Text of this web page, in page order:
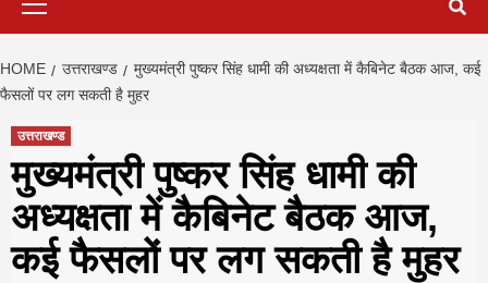
HOME उत्तराखण्ड
मुख्यमंत्री पुष्कर सिंह धामी की अध्यक्षता में कैबिनेट बैठक आज, कई
फैसलों पर लग सकती है मुहर
उत्तराखण्ड
मुख्यमंत्री पुष्कर सिंह धामी की
अध्यक्षता में कैबिनेट बैठक आज,
कई फैसलों पर लग सकती है मुहर